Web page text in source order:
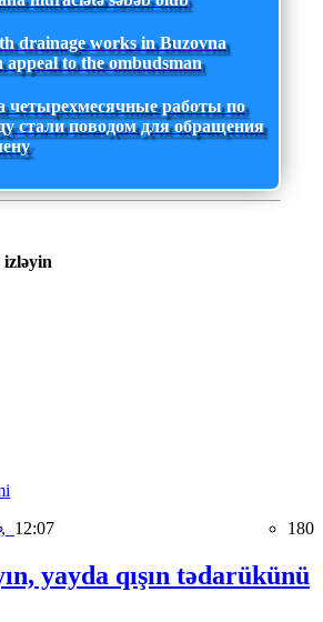
drainage works in Buzovna
appeal to the ombudsman
четырехмесячные работы по
стали поводом для обращения
izləyin
12:07 180
yayda qışın tədarükünü